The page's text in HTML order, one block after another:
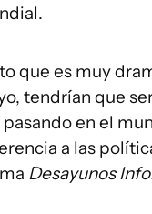
que es muy
tendrían que
en el
a las
Desayunos